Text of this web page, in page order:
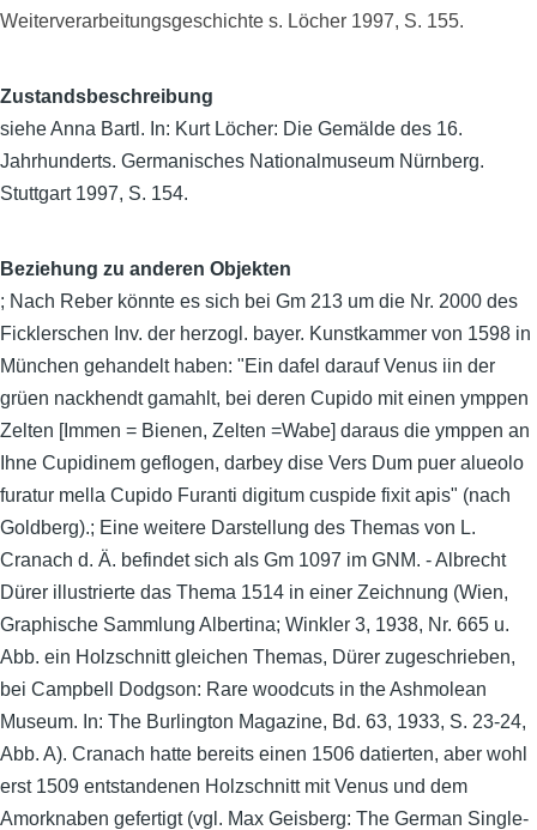
Weiterverarbeitungsgeschichte s. Löcher 1997, S. 155.
Zustandsbeschreibung
siehe Anna Bartl. In: Kurt Löcher: Die Gemälde des 16.
Jahrhunderts. Germanisches Nationalmuseum Nürnberg.
Stuttgart 1997, S. 154.
Beziehung zu anderen Objekten
; Nach Reber könnte es sich bei Gm 213 um die Nr. 2000 des
Ficklerschen Inv. der herzogl. bayer. Kunstkammer von 1598 in
München gehandelt haben: "Ein dafel darauf Venus iin der
grüen nackhendt gamahlt, bei deren Cupido mit einen ymppen
Zelten [Immen = Bienen, Zelten =Wabe] daraus die ymppen an
Ihne Cupidinem geflogen, darbey dise Vers Dum puer alueolo
furatur mella Cupido Furanti digitum cuspide fixit apis" (nach
Goldberg).; Eine weitere Darstellung des Themas von L.
Cranach d. Ä. befindet sich als Gm 1097 im GNM. - Albrecht
Dürer illustrierte das Thema 1514 in einer Zeichnung (Wien,
Graphische Sammlung Albertina; Winkler 3, 1938, Nr. 665 u.
Abb. ein Holzschnitt gleichen Themas, Dürer zugeschrieben,
bei Campbell Dodgson: Rare woodcuts in the Ashmolean
Museum. In: The Burlington Magazine, Bd. 63, 1933, S. 23-24,
Abb. A). Cranach hatte bereits einen 1506 datierten, aber wohl
erst 1509 entstandenen Holzschnitt mit Venus und dem
Amorknaben gefertigt (vgl. Max Geisberg: The German Single-